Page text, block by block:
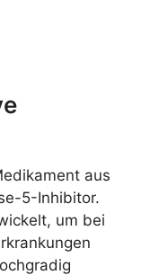
aus
5-Inhibitor.
um bei